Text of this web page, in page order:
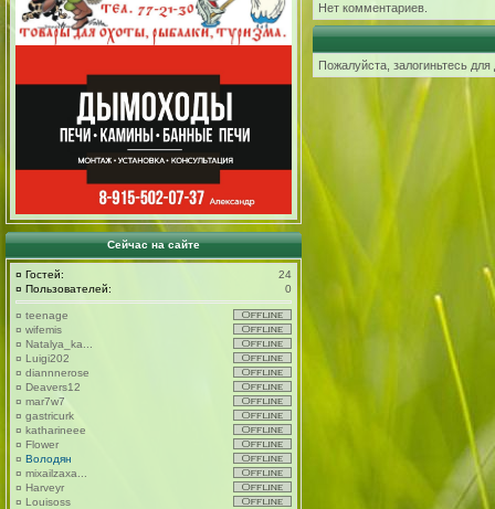
Сейчас на сайте
¤ Гостей:
24
¤ Пользователей: 0
¤ teenage
¤ wifemis
¤ Natalya_ka...
¤ Luigi202
¤ diannnerose
¤ Deavers12
¤ mar7w7
¤ gastricurk
¤ katharineee
¤ Flower
¤ Володян
¤ mixailzaxa...
¤ Harveyr
¤ Louisoss
Нет комментариев.
Пожалуйста, залогиньтесь